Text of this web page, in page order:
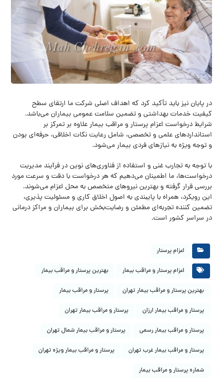
در پایان نیز باید تأکید کرد که اهداف اصلی شرکت ما ارتقای سطح
کیفیت خدمات بهداشتی و تضمین سلامت عمومی بیماران می‌باشد.
شرایط درخواست اعزام پرستار و مراقب بیمار علاوه بر تمرکز بر
استانداردهای علمی و تخصصی، شامل رعایت نکات اخلاقی، حرفه‌ای بودن
و توجه ویژه به نیازهای فردی بیمار می‌شود.
با توجه به تجارب غنی و استفاده از فناوری‌های نوین در فرآیند مدیریت
درخواست‌ها، ما اطمینان می‌دهیم که هر درخواست با دقت و سرعت مورد
بررسی قرار گرفته و بهترین نیروهای متخصص به محل اعزام می‌شوند.
این رویکرد، همراه با پایبندی به اصول اخلاق کاری و مسئولیت پذیری،
تضمین کننده تجربه‌ای مطمئن و رضایت‌بخش برای بیماران و مراکز درمانی
در سراسر کشور است.
اعزام پرستار
اعزام پرستار و مراقب بیمار بهترین پرستار و مراقب بیمار
بهترین پرستار و مراقب بیمار تهران پرستار و مراقب بیمار
پرستار و مراقب بیمار ارزان پرستار و مراقب بیمار تهران
پرستار و مراقب بیمار رسمی پرستار و مراقب بیمار شمال تهران
پرستار و مراقب بیمار غرب تهران پرستار و مراقب بیمار ویژه تهران
شماره پرستار و مراقب بیمار